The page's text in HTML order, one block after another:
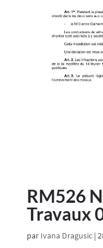
RM526
Travaux
par Ivana Dragusic|